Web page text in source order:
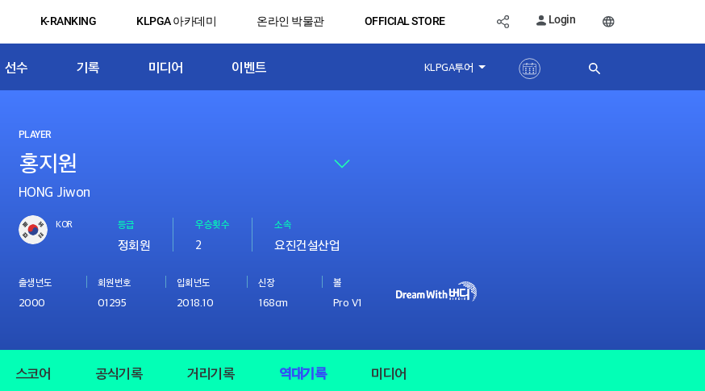
K-RANKING KLPGA 아카데미 온라인 박물관 OFFICIAL STORE Login
선수 기록 미디어 이벤트 KLPGA투어
PLAYER
HONG Jiwon
KOR 등급
정회원
우승횟수
2
소속
요진건설산업
출생년도
2000
회원번호
01295
입회년도
2018.10
신장
168cm
볼
Pro V1
스코어 공식기록 거리기록 역대기록 미디어